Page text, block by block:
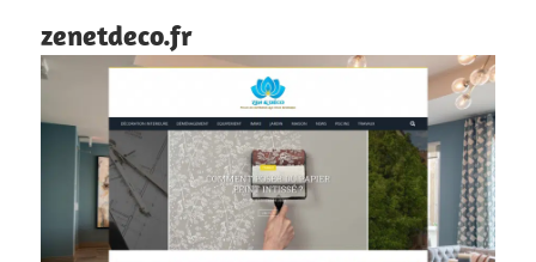
zenetdeco.fr